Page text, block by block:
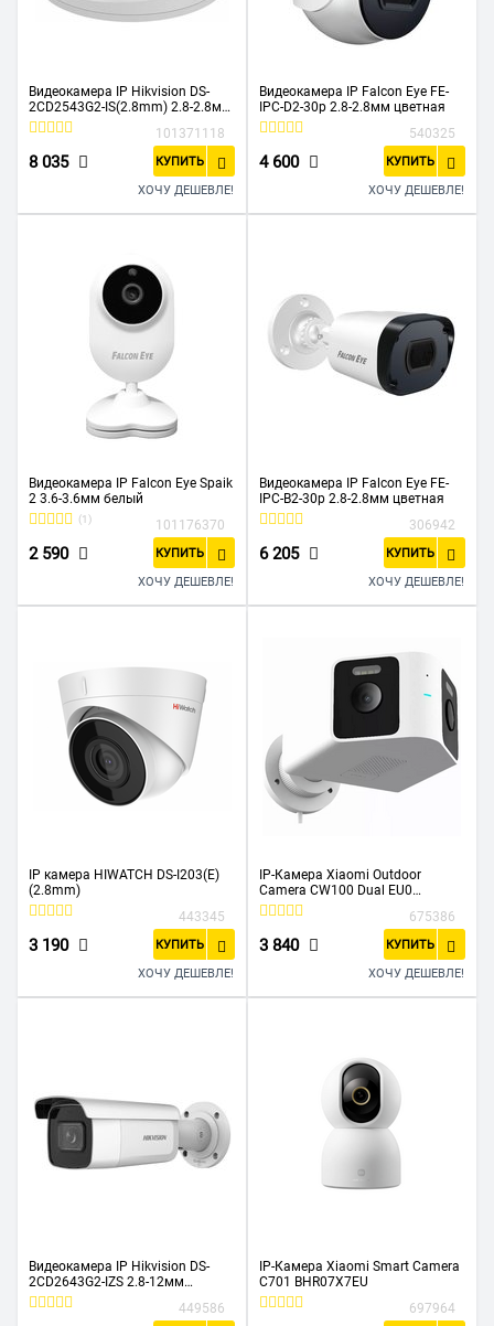
Видеокамера IP Hikvision DS-
2CD2543G2-IS(2.8mm) 2.8-2.8мм
корп.:белый
101371118
8 035 КУПИТЬ
ХОЧУ ДЕШЕВЛЕ!
Видеокамера IP Falcon Eye FE-
IPC-D2-30p 2.8-2.8мм цветная
540325
4 600 КУПИТЬ
ХОЧУ ДЕШЕВЛЕ!
Видеокамера IP Falcon Eye Spaik
2 3.6-3.6мм белый
(1) 101176370
2 590 КУПИТЬ
ХОЧУ ДЕШЕВЛЕ!
Видеокамера IP Falcon Eye FE-
IPC-B2-30p 2.8-2.8мм цветная
306942
6 205 КУПИТЬ
ХОЧУ ДЕШЕВЛЕ!
IP камера HIWATCH DS-I203(E)
(2.8mm)
443345
3 190 КУПИТЬ
ХОЧУ ДЕШЕВЛЕ!
IP-Камера Xiaomi Outdoor
Camera CW100 Dual EU0
BHR07UIEU
675386
3 840 КУПИТЬ
ХОЧУ ДЕШЕВЛЕ!
Видеокамера IP Hikvision DS-
2CD2643G2-IZS 2.8-12мм
цветная корп.:белый
449586
IP-Камера Xiaomi Smart Camera
C701 BHR07X7EU
697964